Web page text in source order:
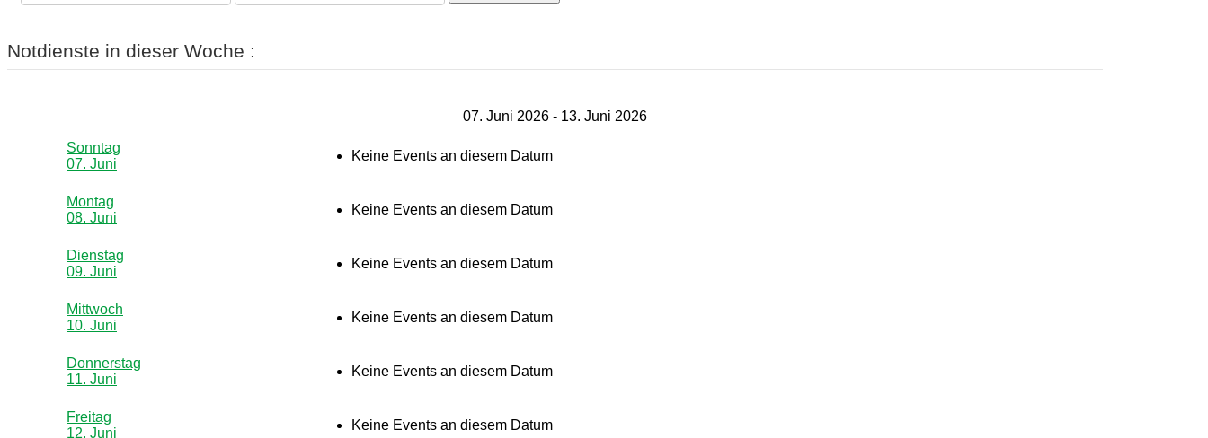
Notdienste in dieser Woche :
07. Juni 2026 - 13. Juni 2026
Sonntag
07. Juni
Keine Events an diesem Datum
Montag
08. Juni
Keine Events an diesem Datum
Dienstag
09. Juni
Keine Events an diesem Datum
Mittwoch
10. Juni
Keine Events an diesem Datum
Donnerstag
11. Juni
Keine Events an diesem Datum
Freitag
12. Juni
Keine Events an diesem Datum